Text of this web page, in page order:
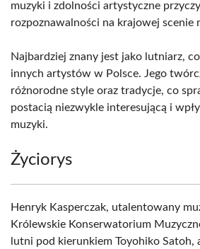
muzyki i zdolności artystyczne
rozpoznawalności na krajowej scenie
Najbardziej znany jest jako lutniarz,
innych artystów w Polsce. Jego
różnorodne style oraz tradycje, co
postacią niezwykle interesującą i
muzyki.
Życiorys
Henryk Kasperczak, utalentowany
Królewskie Konserwatorium
lutni pod kierunkiem Toyohiko Satoh,